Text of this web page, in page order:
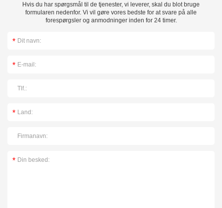
Hvis du har spørgsmål til de tjenester, vi leverer, skal du blot bruge
formularen nedenfor. Vi vil gøre vores bedste for at svare på alle
forespørgsler og anmodninger inden for 24 timer.